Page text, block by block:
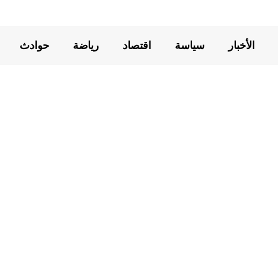
الأخبار سياسة اقتصاد رياضة حوادث